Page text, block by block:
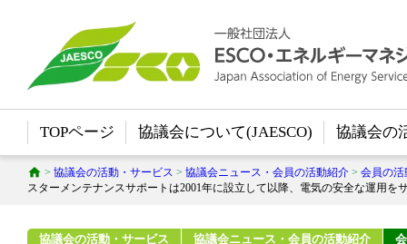
TOPページ 協議会について(JAESCO) 協議会の
> 協議会の活動・サービス > 協議会ニュース・会員の活動紹介 > 会員の活
協議会の活動・サービス 協議会ニュース・会員の活動紹介